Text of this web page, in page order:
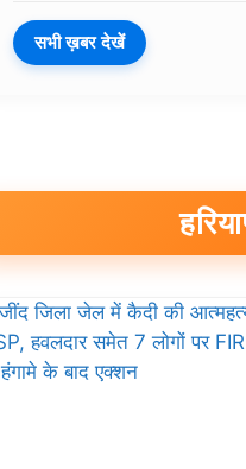
सभी ख़बर देखें